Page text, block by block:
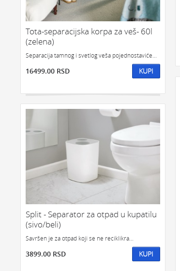
Tota-separacijska korpa za veš- 60l
(zelena)
Separacija tamnog i svetlog veša pojednostaviće...
16499.00 RSD KUPI
Split - Separator za otpad u kupatilu
(sivo/beli)
Savršen je za otpad koji se ne reciklikra...
3899.00 RSD KUPI